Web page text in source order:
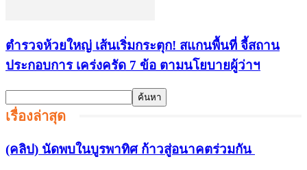
ตำรวจห้วยใหญ่ เส้นเริ่มกระตุก! สแกนพื้นที่ จี้สถาน
ประกอบการ เคร่งครัด 7 ข้อ ตามนโยบายผู้ว่าฯ
เรื่องล่าสุด
(คลิป) นัดพบในบูรพาทิศ ก้าวสู่อนาคตร่วมกัน